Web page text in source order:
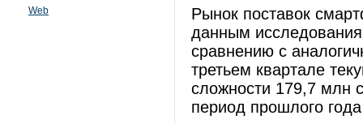
Web
Рынок поставок
данным
сравнению с
третьем квартале
сложности 179,7 млн
период прошлого